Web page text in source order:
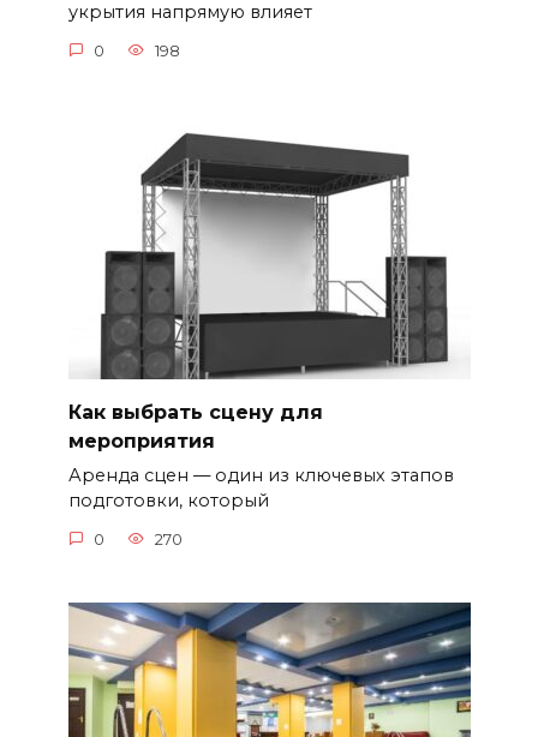
укрытия напрямую влияет
0 198
Как выбрать сцену для
мероприятия
Аренда сцен — один из ключевых этапов
подготовки, который
0 270